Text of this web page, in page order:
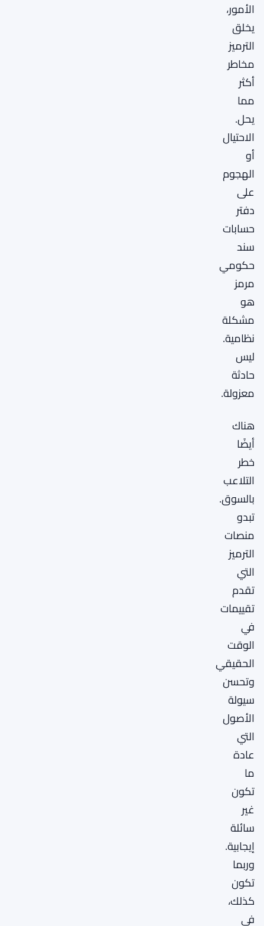
الأمور،
يخلق
الترميز
مخاطر
أكثر
مما
يحل.
الاحتيال
أو
الهجوم
على
دفتر
حسابات
سند
حكومي
مرمز
هو
مشكلة
نظامية.
ليس
حادثة
معزولة.
هناك
أيضًا
خطر
التلاعب
بالسوق.
تبدو
منصات
الترميز
التي
تقدم
تقييمات
في
الوقت
الحقيقي
وتحسن
سيولة
الأصول
التي
عادة
ما
تكون
غير
سائلة
إيجابية.
وربما
تكون
كذلك،
في